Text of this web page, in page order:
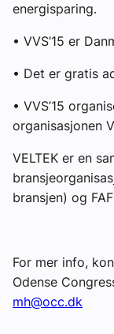
energisparing.
• VVS’15 er
• Det er gratis
• VVS’15
organisasjonen
VELTEK er en
bransjen) og
For mer info,
Odense
mh@occ.dk